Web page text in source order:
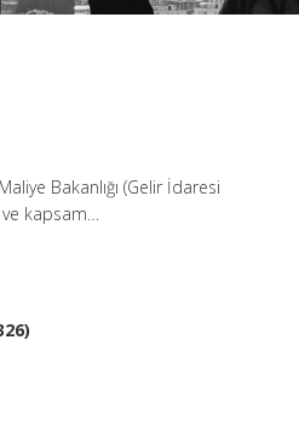
Bakanlığı (Gelir İdaresi
ve kapsam…